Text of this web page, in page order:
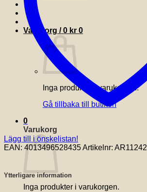
Varukorg /0 kr 0
Inga produkter i varukorgen.
Gå tillbaka till butiken
0
Varukorg
Inga produkter i varukorgen.
Lägg till i önskelistan!
EAN: 4013496528435Artikelnr: AR11242
Ytterligare information